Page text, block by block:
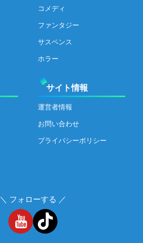
コメディ
ファンタジー
サスペンス
ホラー
サイト情報
運営者情報
お問い合わせ
プライバシーポリシー
＼ フォローする ／